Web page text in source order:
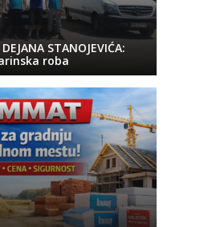
STANOJEVIĆA:
roba